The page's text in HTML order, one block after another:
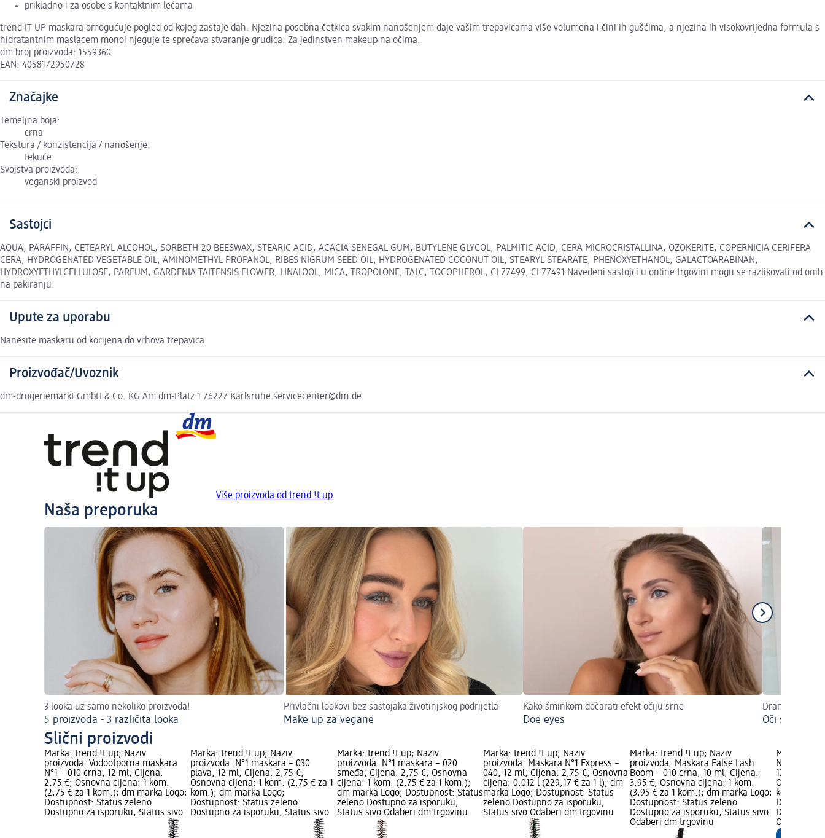
prikladno i za osobe s kontaktnim lećama
trend IT UP maskara omogućuje pogled od kojeg zastaje dah. Njezina posebna četkica svakim nanošenjem daje vašim trepavicama više volumena i čini ih gušćima, a njezina ih visokovrijedna formula s
hidratantnim maslacem monoi njeguje te sprečava stvaranje grudica. Za jedinstven makeup na očima.
dm broj proizvoda: 1559360
EAN: 4058172950728
Značajke
Temeljna boja:
crna
Tekstura / konzistencija / nanošenje:
tekuće
Svojstva proizvoda:
veganski proizvod
Sastojci
AQUA, PARAFFIN, CETEARYL ALCOHOL, SORBETH-20 BEESWAX, STEARIC ACID, ACACIA SENEGAL GUM, BUTYLENE GLYCOL, PALMITIC ACID, CERA MICROCRISTALLINA, OZOKERITE, COPERNICIA CERIFERA
CERA, HYDROGENATED VEGETABLE OIL, AMINOMETHYL PROPANOL, RIBES NIGRUM SEED OIL, HYDROGENATED COCONUT OIL, STEARYL STEARATE, PHENOXYETHANOL, GALACTOARABINAN,
HYDROXYETHYLCELLULOSE, PARFUM, GARDENIA TAITENSIS FLOWER, LINALOOL, MICA, TROPOLONE, TALC, TOCOPHEROL, CI 77499, CI 77491 Navedeni sastojci u online trgovini mogu se razlikovati od onih
na pakiranju.
Upute za uporabu
Nanesite maskaru od korijena do vrhova trepavica.
Proizvođač/Uvoznik
dm-drogeriemarkt GmbH & Co. KG Am dm-Platz 1 76227 Karlsruhe servicecenter@dm.de
Više proizvoda od trend !t up
Naša preporuka
3 looka uz samo nekoliko proizvoda!
5 proizvoda - 3 različita looka
Privlačni lookovi bez sastojaka životinjskog podrijetla
Make up za vegane
Kako šminkom dočarati efekt očiju srne
Doe eyes
Dramatičan
Oči sirene
Slični proizvodi
Marka: trend !t up; Naziv
proizvoda: Vodootporna maskara
N°1 – 010 crna, 12 ml; Cijena:
2,75 €; Osnovna cijena: 1 kom.
(2,75 € za 1 kom.); dm marka Logo;
Dostupnost: Status zeleno
Dostupno za isporuku, Status sivo
Marka: trend !t up; Naziv
proizvoda: N°1 maskara – 030
plava, 12 ml; Cijena: 2,75 €;
Osnovna cijena: 1 kom. (2,75 € za 1
kom.); dm marka Logo;
Dostupnost: Status zeleno
Dostupno za isporuku, Status sivo
Marka: trend !t up; Naziv
proizvoda: N°1 maskara – 020
smeđa; Cijena: 2,75 €; Osnovna
cijena: 1 kom. (2,75 € za 1 kom.);
dm marka Logo; Dostupnost: Status
zeleno Dostupno za isporuku,
Status sivo Odaberi dm trgovinu
Marka: trend !t up; Naziv
proizvoda: Maskara N°1 Express –
040, 12 ml; Cijena: 2,75 €; Osnovna
cijena: 0,012 l (229,17 € za 1 l); dm
marka Logo; Dostupnost: Status
zeleno Dostupno za isporuku,
Status sivo Odaberi dm trgovinu
Marka: trend !t up; Naziv
proizvoda: Maskara False Lash
Boom – 010 crna, 10 ml; Cijena:
3,95 €; Osnovna cijena: 1 kom.
(3,95 € za 1 kom.); dm marka Logo;
Dostupnost: Status zeleno
Dostupno za isporuku, Status sivo
Odaberi dm trgovinu
Marka:
Naziv
12 h –
Osnovna
kom.); dm
Dostupno
Odaberi